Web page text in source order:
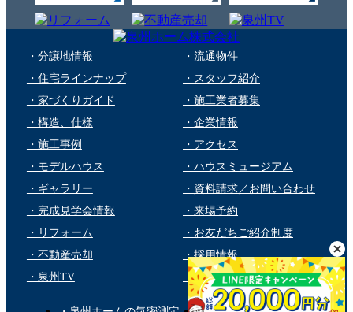
・分譲地情報
・住宅ラインナップ
・家づくりガイド
・構造、仕様
・施工事例
・モデルハウス
・ギャラリー
・完成見学会情報
・リフォーム
・不動産売却
・泉州TV
・流通物件
・スタッフ紹介
・施工業者募集
・企業情報
・アクセス
・ハウスミュージアム
・資料請求／お問い合わせ
・来場予約
・お友だちご紹介制度
・採用情報
・個人情報保護方針